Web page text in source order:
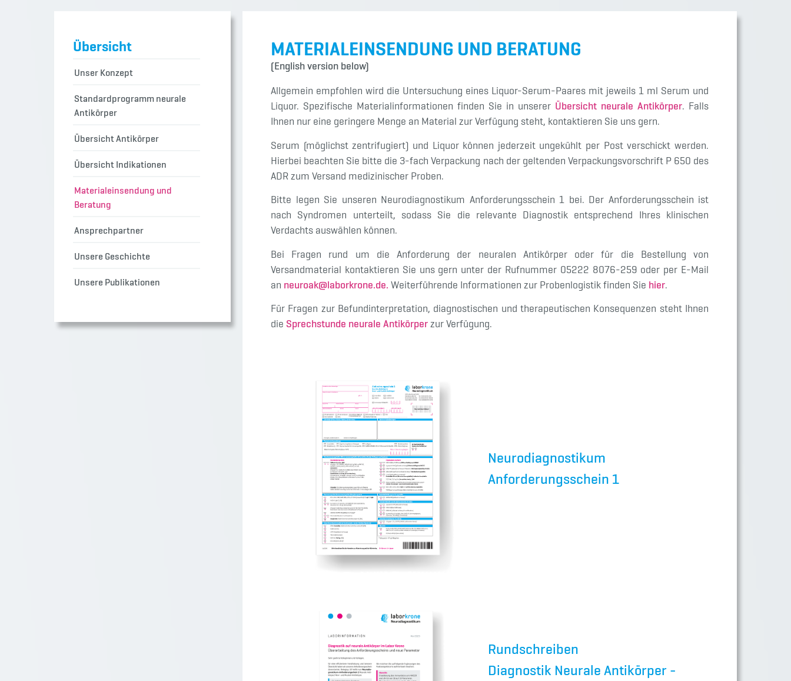
Übersicht
Unser Konzept
Standardprogramm neurale
Antikörper
Übersicht Antikörper
Übersicht Indikationen
Materialeinsendung und
Beratung
Ansprechpartner
Unsere Geschichte
Unsere Publikationen
MATERIALEINSENDUNG UND BERATUNG
(English version below)
Allgemein empfohlen wird die Untersuchung eines Liquor-Serum-Paares mit jeweils 1 ml Serum und
Liquor. Spezifische Materialinformationen finden Sie in unserer Übersicht neurale Antikörper. Falls
Ihnen nur eine geringere Menge an Material zur Verfügung steht, kontaktieren Sie uns gern.
Serum (möglichst zentrifugiert) und Liquor können jederzeit ungekühlt per Post verschickt werden.
Hierbei beachten Sie bitte die 3-fach Verpackung nach der geltenden Verpackungsvorschrift P 650 des
ADR zum Versand medizinischer Proben.
Bitte legen Sie unseren Neurodiagnostikum Anforderungsschein 1 bei. Der Anforderungsschein ist
nach Syndromen unterteilt, sodass Sie die relevante Diagnostik entsprechend Ihres klinischen
Verdachts auswählen können.
Bei Fragen rund um die Anforderung der neuralen Antikörper oder für die Bestellung von
Versandmaterial kontaktieren Sie uns gern unter der Rufnummer 05222 8076-259 oder per E-Mail
an neuroak@laborkrone.de. Weiterführende Informationen zur Probenlogistik finden Sie hier.
Für Fragen zur Befundinterpretation, diagnostischen und therapeutischen Konsequenzen steht Ihnen
die Sprechstunde neurale Antikörper zur Verfügung.
Neurodiagnostikum
Anforderungsschein 1
Rundschreiben
Diagnostik Neurale Antikörper -